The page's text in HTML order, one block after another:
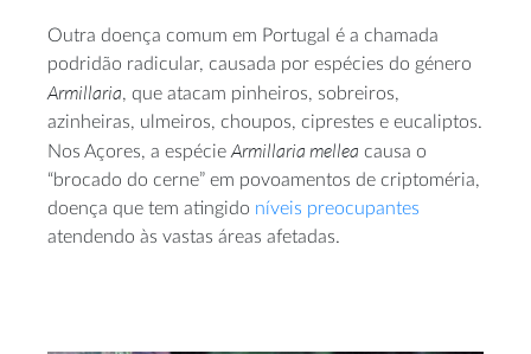
Outra doença comum em Portugal é a chamada
podridão radicular, causada por espécies do género
Armillaria, que atacam pinheiros, sobreiros,
azinheiras, ulmeiros, choupos, ciprestes e eucaliptos.
Nos Açores, a espécie Armillaria mellea causa o
“brocado do cerne” em povoamentos de criptoméria,
doença que tem atingido níveis preocupantes
atendendo às vastas áreas afetadas.